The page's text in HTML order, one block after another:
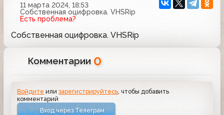
11 марта 2024, 18:53
Собственная оцифровка. VHSRip
Есть проблема?
Собственная оцифровка. VHSRip
Комментарии 0
Войдите илизарегистрируйтесь , чтобы добавить
комментарий
Вход через Телеграм